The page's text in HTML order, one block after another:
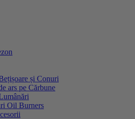
și Conuri
ars pe Cărbune
Oil Burners